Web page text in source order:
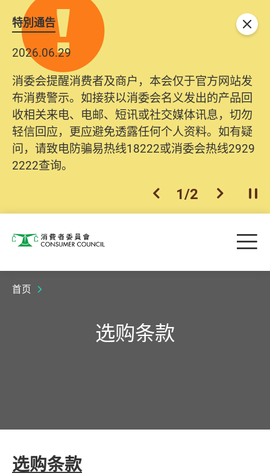
特別通告
2026.06.29
消委会提醒消费者及商户，本会仅于官方网站发
布消费警示。如接获以消委会名义发出的产品回
收相关来电、电邮、短讯或社交媒体讯息，切勿
轻信回应，更应避免透露任何个人资料。如有疑
问，请致电防骗易热线18222或消委会热线2929
2222查询。
上一个
1/2 下一个开
关闭
消费者委员会 目
首页
选购条款
选购条款